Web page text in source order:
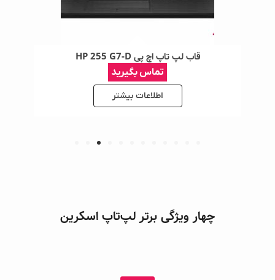
قاب لپ تاپ اچ پی HP 255 G7-D
تماس بگیرید
اطلاعات بیشتر
چهار ویژگی برتر لپ‌تاپ اسکرین